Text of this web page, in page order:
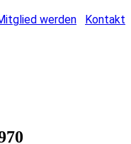
werden Kontakt